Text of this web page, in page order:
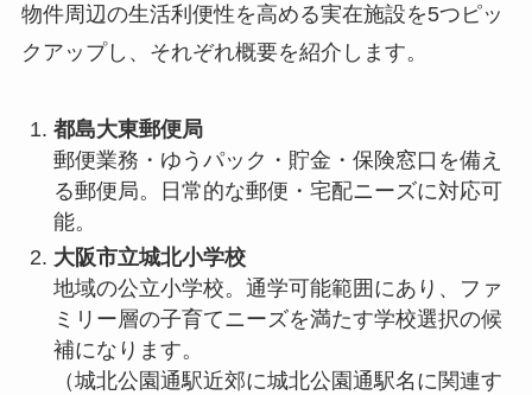
物件周辺の生活利便性を高める実在施設を5つピッ
クアップし、それぞれ概要を紹介します。
都島大東郵便局
郵便業務・ゆうパック・貯金・保険窓口を備え
る郵便局。日常的な郵便・宅配ニーズに対応可
能。
大阪市立城北小学校
地域の公立小学校。通学可能範囲にあり、ファ
ミリー層の子育てニーズを満たす学校選択の候
補になります。
（城北公園通駅近郊に城北公園通駅名に関連す